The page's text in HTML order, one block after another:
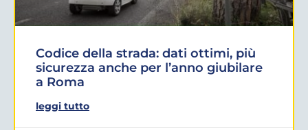
Codice della strada: dati ottimi, più
sicurezza anche per l’anno giubilare
a Roma
leggi tutto